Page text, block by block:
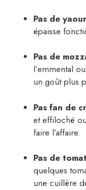
Pas de
épaisse
Pas de
l’emmental
un goût plus
Pas fan de
et effiloché
faire l’affaire.
Pas de
quelques
une cuillère